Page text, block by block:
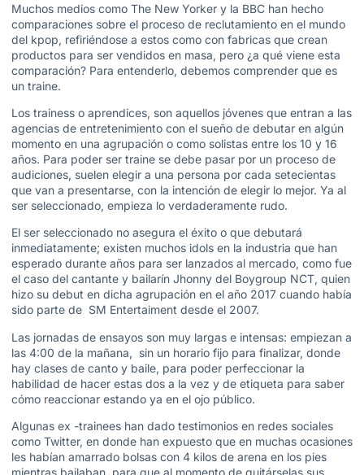
Muchos medios como The New Yorker y la BBC han hecho
comparaciones sobre el proceso de reclutamiento en el mundo
del kpop, refiriéndose a estos como con fabricas que crean
productos para ser vendidos en masa, pero ¿a qué viene esta
comparación? Para entenderlo, debemos comprender que es
un traine.
Los trainess o aprendices, son aquellos jóvenes que entran a las
agencias de entretenimiento con el sueño de debutar en algún
momento en una agrupación o como solistas entre los 10 y 16
años. Para poder ser traine se debe pasar por un proceso de
audiciones, suelen elegir a una persona por cada setecientas
que van a presentarse, con la intención de elegir lo mejor. Ya al
ser seleccionado, empieza lo verdaderamente rudo.
El ser seleccionado no asegura el éxito o que debutará
inmediatamente; existen muchos idols en la industria que han
esperado durante años para ser lanzados al mercado, como fue
el caso del cantante y bailarín Jhonny del Boygroup NCT, quien
hizo su debut en dicha agrupación en el año 2017 cuando había
sido parte de SM Entertaiment desde el 2007.
Las jornadas de ensayos son muy largas e intensas: empiezan a
las 4:00 de la mañana, sin un horario fijo para finalizar, donde
hay clases de canto y baile, para poder perfeccionar la
habilidad de hacer estas dos a la vez y de etiqueta para saber
cómo reaccionar estando ya en el ojo público.
Algunas ex -trainees han dado testimonios en redes sociales
como Twitter, en donde han expuesto que en muchas ocasiones
les habían amarrado bolsas con 4 kilos de arena en los pies